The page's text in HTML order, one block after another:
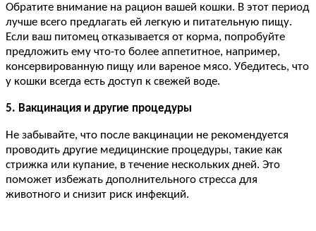
Обратите внимание на рацион вашей кошки. В этот период
лучше всего предлагать ей легкую и питательную пищу.
Если ваш питомец отказывается от корма, попробуйте
предложить ему что-то более аппетитное, например,
консервированную пищу или вареное мясо. Убедитесь, что
у кошки всегда есть доступ к свежей воде.
5. Вакцинация и другие процедуры
Не забывайте, что после вакцинации не рекомендуется
проводить другие медицинские процедуры, такие как
стрижка или купание, в течение нескольких дней. Это
поможет избежать дополнительного стресса для
животного и снизит риск инфекций.